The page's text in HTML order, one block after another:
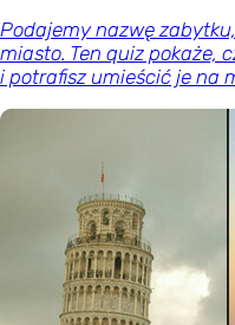
Podajemy nazwę
miasto. Ten quiz pokaże,
i potrafisz umieścić je na